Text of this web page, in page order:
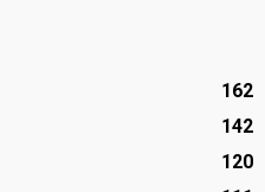
162
142
120